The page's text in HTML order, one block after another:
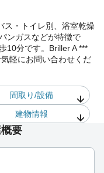
ス・トイレ別、浴室乾燥
ンガスなどが特徴で
10分です。Briller A ***
軽にお問い合わせくだ
間取り/設備
建物情報
要